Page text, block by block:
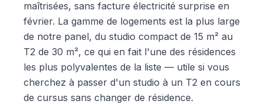
maîtrisées, sans facture électricité surprise en
février. La gamme de logements est la plus large
de notre panel, du studio compact de 15 m² au
T2 de 30 m², ce qui en fait l'une des résidences
les plus polyvalentes de la liste — utile si vous
cherchez à passer d'un studio à un T2 en cours
de cursus sans changer de résidence.